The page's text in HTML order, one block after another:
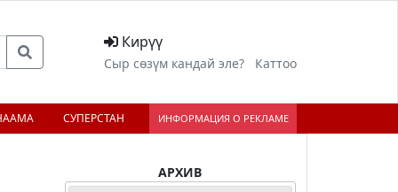
Кирүү
Сыр сөзүм кандай эле? Каттоо
СУПЕРСТАН ИНФОРМАЦИЯ О РЕКЛАМЕ
АРХИВ